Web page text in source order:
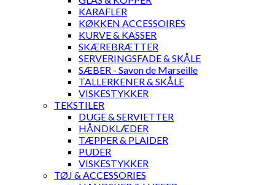
KARAFLER
KØKKEN ACCESSOIRES
KURVE & KASSER
SKÆREBRÆTTER
SERVERINGSFADE & SKÅLE
SÆBER - Savon de Marseille
TALLERKENER & SKÅLE
VISKESTYKKER
TEKSTILER
DUGE & SERVIETTER
HÅNDKLÆDER
TÆPPER & PLAIDER
PUDER
VISKESTYKKER
TØJ & ACCESSORIES